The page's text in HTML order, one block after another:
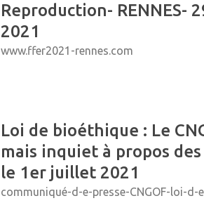
Reproduction- RENNES-
2021
www.ffer2021-rennes.com
Loi de bioéthique : Le
mais inquiet à propos
le 1er juillet 2021
communiqué-d-e-presse-CNGOF-loi-d-